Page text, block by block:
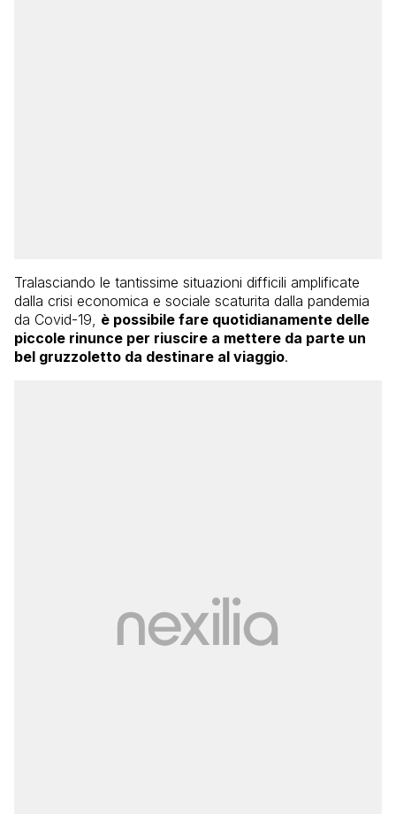
Tralasciando le tantissime situazioni difficili amplificate
dalla crisi economica e sociale scaturita dalla pandemia
da Covid-19, è possibile fare quotidianamente delle
piccole rinunce per riuscire a mettere da parte un
bel gruzzoletto da destinare al viaggio.